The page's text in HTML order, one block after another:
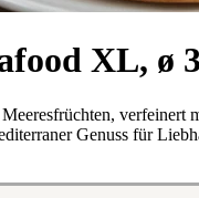
XL, ø
verfeinert
Genuss für